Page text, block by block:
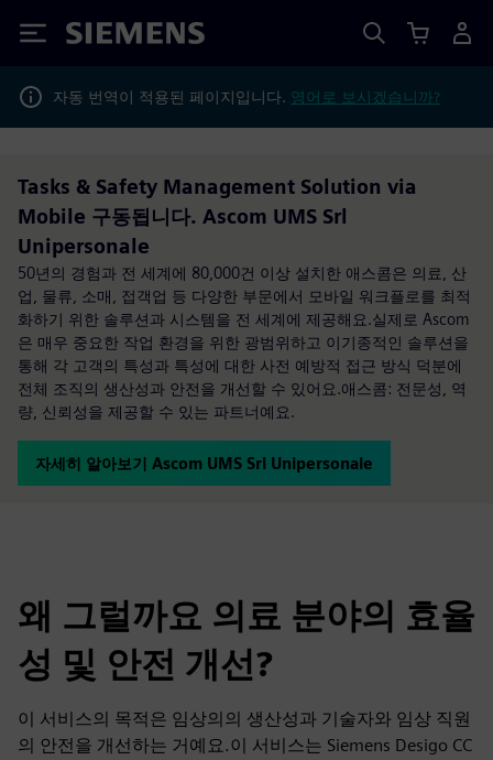
Siemens
자동 번역이 적용된 페이지입니다. 영어로 보시겠습니까?
Tasks & Safety Management Solution via
Mobile 구동됩니다. Ascom UMS Srl
Unipersonale
50년의 경험과 전 세계에 80,000건 이상 설치한 애스콤은 의료, 산
업, 물류, 소매, 접객업 등 다양한 부문에서 모바일 워크플로를 최적
화하기 위한 솔루션과 시스템을 전 세계에 제공해요.실제로 Ascom
은 매우 중요한 작업 환경을 위한 광범위하고 이기종적인 솔루션을
통해 각 고객의 특성과 특성에 대한 사전 예방적 접근 방식 덕분에
전체 조직의 생산성과 안전을 개선할 수 있어요.애스콤: 전문성, 역
량, 신뢰성을 제공할 수 있는 파트너예요.
자세히 알아보기 Ascom UMS Srl Unipersonale
왜 그럴까요 의료 분야의 효율
성 및 안전 개선?
이 서비스의 목적은 임상의의 생산성과 기술자와 임상 직원
의 안전을 개선하는 거예요.이 서비스는 Siemens Desigo CC